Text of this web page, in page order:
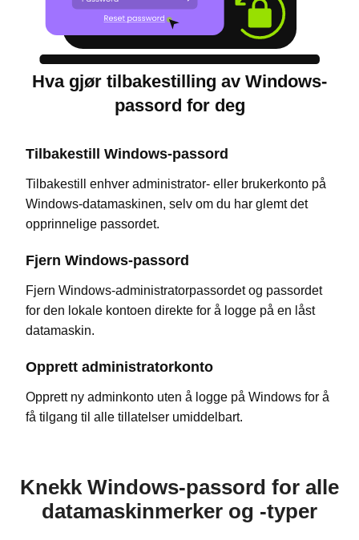
Hva gjør tilbakestilling av Windows-
passord for deg
Tilbakestill Windows-passord
Tilbakestill enhver administrator- eller brukerkonto på
Windows-datamaskinen, selv om du har glemt det
opprinnelige passordet.
Fjern Windows-passord
Fjern Windows-administratorpassordet og passordet
for den lokale kontoen direkte for å logge på en låst
datamaskin.
Opprett administratorkonto
Opprett ny adminkonto uten å logge på Windows for å
få tilgang til alle tillatelser umiddelbart.
Knekk Windows-passord for alle
datamaskinmerker og -typer